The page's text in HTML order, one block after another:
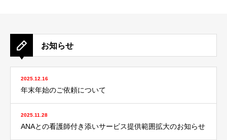
お知らせ
2025.12.16
年末年始のご依頼について
2025.11.28
ANAとの看護師付き添いサービス提供範囲拡大のお知らせ